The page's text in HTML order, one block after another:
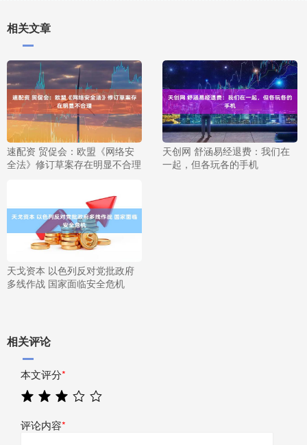
相关文章
速配资 贸促会：欧盟《网络安
全法》修订草案存在明显不合理
天创网 舒涵易经退费：我们在
一起，但各玩各的手机
天戈资本 以色列反对党批政府
多线作战 国家面临安全危机
相关评论
本文评分*
评论内容*